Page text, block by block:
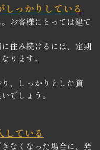
しっかりしている
お客様にとっては建て
住み続けるには、定期
ります。
、しっかりとした資
でしょう。
している
なくなった場合に、発